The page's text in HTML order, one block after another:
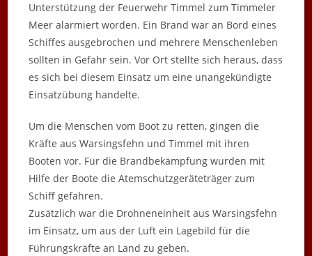
Unterstützung der Feuerwehr Timmel zum Timmeler
Meer alarmiert worden. Ein Brand war an Bord eines
Schiffes ausgebrochen und mehrere Menschenleben
sollten in Gefahr sein. Vor Ort stellte sich heraus, dass
es sich bei diesem Einsatz um eine unangekündigte
Einsatzübung handelte.
Um die Menschen vom Boot zu retten, gingen die
Kräfte aus Warsingsfehn und Timmel mit ihren
Booten vor. Für die Brandbekämpfung wurden mit
Hilfe der Boote die Atemschutzgeräteträger zum
Schiff gefahren.
Zusätzlich war die Drohneneinheit aus Warsingsfehn
im Einsatz, um aus der Luft ein Lagebild für die
Führungskräfte an Land zu geben.